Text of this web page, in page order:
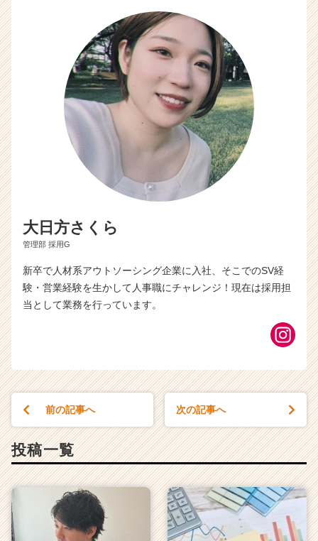
大日方さくら
管理部 採用G
新卒で人材系アウトソーシング企業に入社、そこでのSV経
験・営業経験を生かして人事職にチャレンジ！現在は採用担
当として業務を行っています。
前の記事へ 次の記事へ
投稿一覧